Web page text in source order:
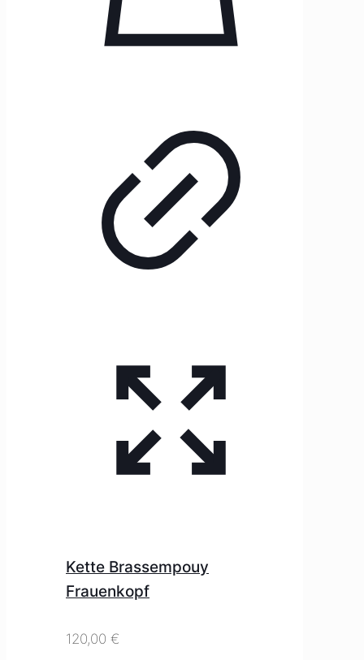
Kette Brassempouy
Frauenkopf
120,00 €